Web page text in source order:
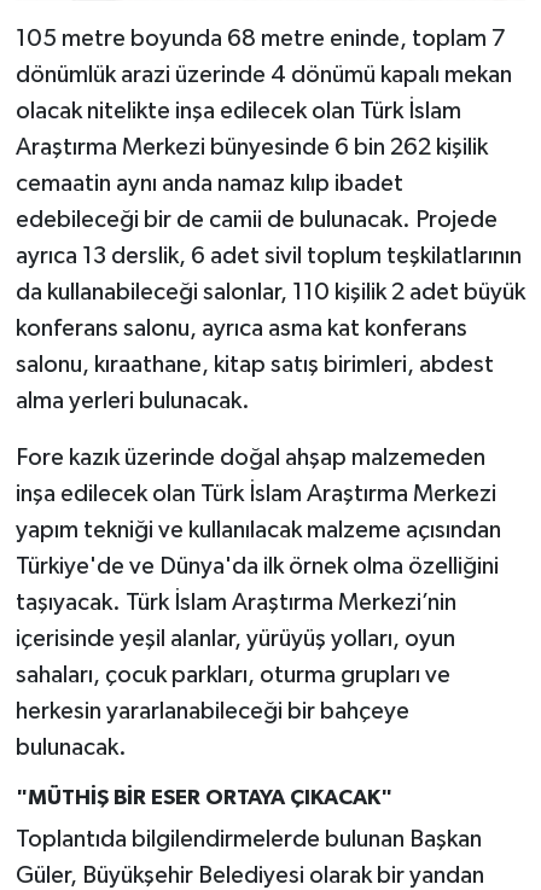
105 metre boyunda 68 metre eninde, toplam 7
dönümlük arazi üzerinde 4 dönümü kapalı mekan
olacak nitelikte inşa edilecek olan Türk İslam
Araştırma Merkezi bünyesinde 6 bin 262 kişilik
cemaatin aynı anda namaz kılıp ibadet
edebileceği bir de camii de bulunacak. Projede
ayrıca 13 derslik, 6 adet sivil toplum teşkilatlarının
da kullanabileceği salonlar, 110 kişilik 2 adet büyük
konferans salonu, ayrıca asma kat konferans
salonu, kıraathane, kitap satış birimleri, abdest
alma yerleri bulunacak.
Fore kazık üzerinde doğal ahşap malzemeden
inşa edilecek olan Türk İslam Araştırma Merkezi
yapım tekniği ve kullanılacak malzeme açısından
Türkiye'de ve Dünya'da ilk örnek olma özelliğini
taşıyacak. Türk İslam Araştırma Merkezi’nin
içerisinde yeşil alanlar, yürüyüş yolları, oyun
sahaları, çocuk parkları, oturma grupları ve
herkesin yararlanabileceği bir bahçeye
bulunacak.
"MÜTHİŞ BİR ESER ORTAYA ÇIKACAK"
Toplantıda bilgilendirmelerde bulunan Başkan
Güler, Büyükşehir Belediyesi olarak bir yandan